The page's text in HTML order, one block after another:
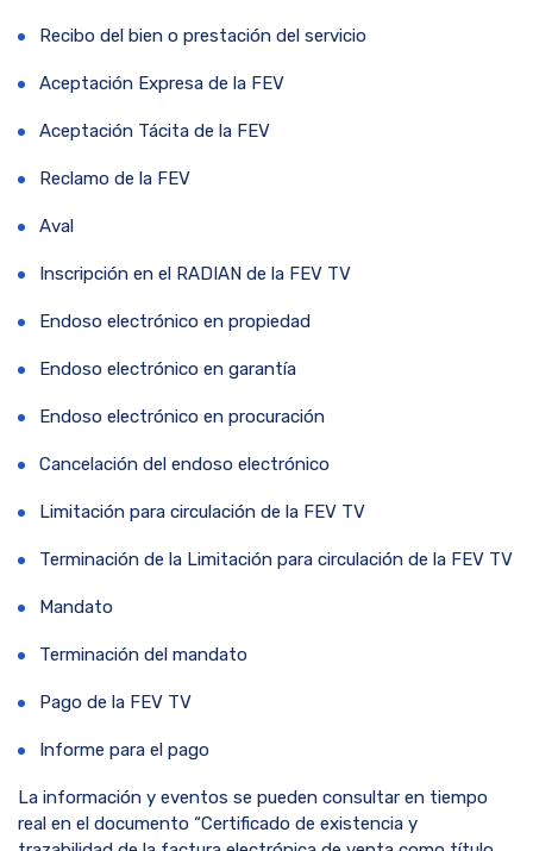
Recibo del bien o prestación del servicio
Aceptación Expresa de la FEV
Aceptación Tácita de la FEV
Reclamo de la FEV
Aval
Inscripción en el RADIAN de la FEV TV
Endoso electrónico en propiedad
Endoso electrónico en garantía
Endoso electrónico en procuración
Cancelación del endoso electrónico
Limitación para circulación de la FEV TV
Terminación de la Limitación para circulación de la FEV TV
Mandato
Terminación del mandato
Pago de la FEV TV
Informe para el pago
La información y eventos se pueden consultar en tiempo
real en el documento “Certificado de existencia y